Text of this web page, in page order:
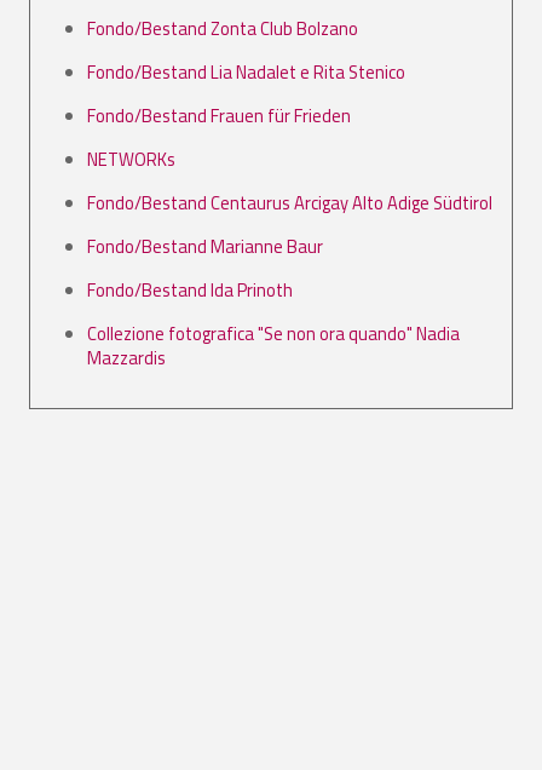
Fondo/Bestand Zonta Club Bolzano
Fondo/Bestand Lia Nadalet e Rita Stenico
Fondo/Bestand Frauen für Frieden
NETWORKs
Fondo/Bestand Centaurus Arcigay Alto Adige Südtirol
Fondo/Bestand Marianne Baur
Fondo/Bestand Ida Prinoth
Collezione fotografica "Se non ora quando" Nadia
Mazzardis